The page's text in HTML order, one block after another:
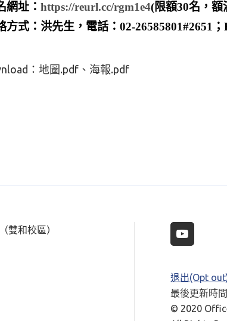
網址： https://reurl.cc/rgm1e4(限額30名，額
方式：洪先生，電話：02-26585801#2651
： 地圖.pdf 海報.pdf
雙和校區）
退出(Opt
最後更新時
© 2020